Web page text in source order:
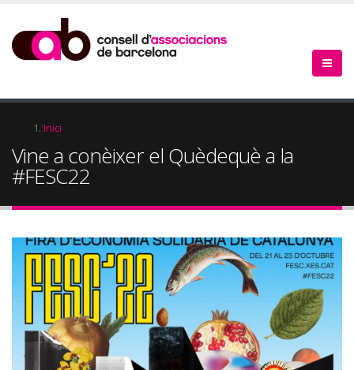
contingut
d'Ariadna
Inici
Vine a conèixer el Quèdequè a la
#FESC22